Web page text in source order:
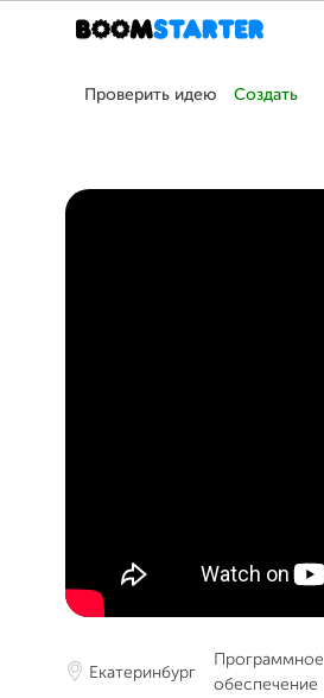
Проверить идею Создать
Екатеринбург
Программное
обеспечение